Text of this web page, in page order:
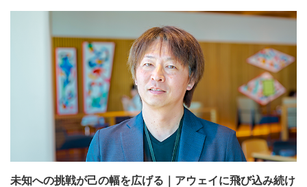
未知への挑戦が己の幅を広げる｜アウェイに飛び込み続け